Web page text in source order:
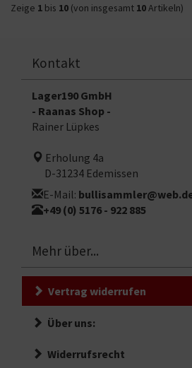
Zeige 1 bis 10 (von insgesamt 10Artikeln)
Kontakt
Lager190 GmbH
- Raanas Shop -
Rainer Lüpkes
Erholung 4a
D-31234 Edemissen
E-Mail:
+49 (0) 5176 - 922 885
Mehr über...
Vertrag widerrufen
Über uns:
Widerrufsrecht